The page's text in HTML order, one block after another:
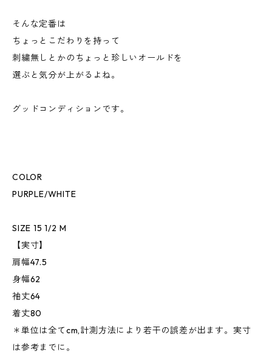
そんな定番は
ちょっとこだわりを持って
刺繍無しとかのちょっと珍しいオールドを
選ぶと気分が上がるよね。
グッドコンディションです。
COLOR
PURPLE/WHITE
SIZE 15 1/2 M
【実寸】
肩幅47.5
身幅62
袖丈64
着丈80
＊単位は全てcm,計測方法により若干の誤差が出ます。実寸
は参考までに。